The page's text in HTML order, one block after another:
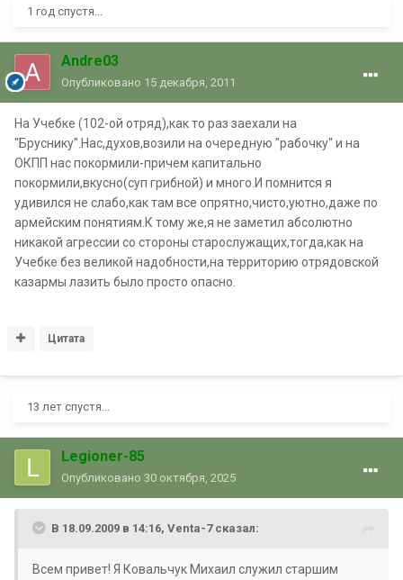
1 год спустя...
Andre03
Опубликовано 15 декабря, 2011
На Учебке (102-ой отряд),как то раз заехали на
"Бруснику".Нас,духов,возили на очередную "рабочку" и на
ОКПП нас покормили-причем капитально
покормили,вкусно(суп грибной) и много.И помнится я
удивился не слабо,как там все опрятно,чисто,уютно,даже по
армейским понятиям.К тому же,я не заметил абсолютно
никакой агрессии со стороны старослужащих,тогда,как на
Учебке без великой надобности,на территорию отрядовской
казармы лазить было просто опасно.
Цитата
13 лет спустя...
Legioner-85
Опубликовано 30 октября, 2025
В 18.09.2009 в 14:16, Venta-7сказал:
Всем привет! Я Ковальчук Михаил служил старшим